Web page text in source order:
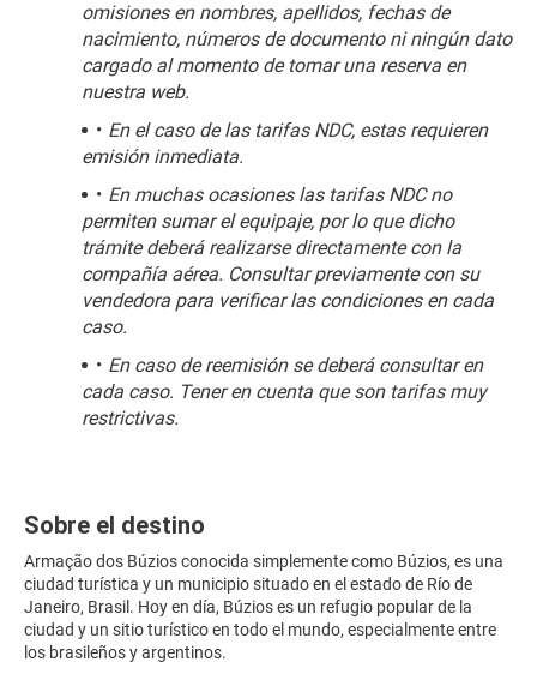
omisiones en nombres, apellidos, fechas de
nacimiento, números de documento ni ningún dato
cargado al momento de tomar una reserva en
nuestra web.
En el caso de las tarifas NDC, estas requieren
emisión inmediata.
En muchas ocasiones las tarifas NDC no
permiten sumar el equipaje, por lo que dicho
trámite deberá realizarse directamente con la
compañía aérea. Consultar previamente con su
vendedora para verificar las condiciones en cada
caso.
En caso de reemisión se deberá consultar en
cada caso. Tener en cuenta que son tarifas muy
restrictivas.
Sobre el destino
Armação dos Búzios conocida simplemente como Búzios, es una
ciudad turística y un municipio situado en el estado de Río de
Janeiro, Brasil. Hoy en día, Búzios es un refugio popular de la
ciudad y un sitio turístico en todo el mundo, especialmente entre
los brasileños y argentinos.